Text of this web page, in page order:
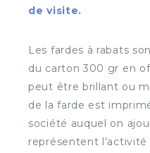
de visite.
Les fardes à rabats
du carton 300 gr en
peut être brillant ou
de la farde est
société auquel on
représentent